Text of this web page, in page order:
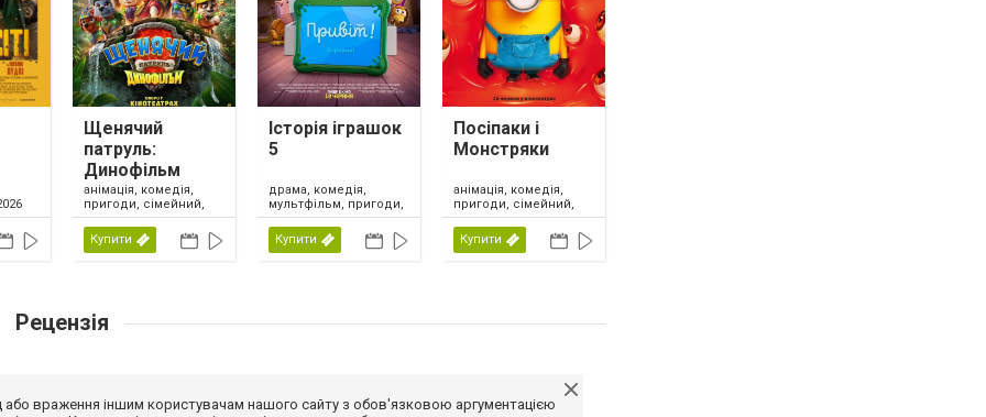
Щенячий
патруль:
Динофільм
анімація, комедія,
пригоди, сімейний,
США, 2026
Купити
Історія іграшок
5
драма, комедія,
мультфільм, пригоди,
сімейний, фентезі,
США, 2026
Купити
Посіпаки і
Монстряки
анімація, комедія,
пригоди, сімейний,
США, 2026
Купити
Рецензія
або враження іншим користувачам нашого сайту з обов'язковою аргументацією